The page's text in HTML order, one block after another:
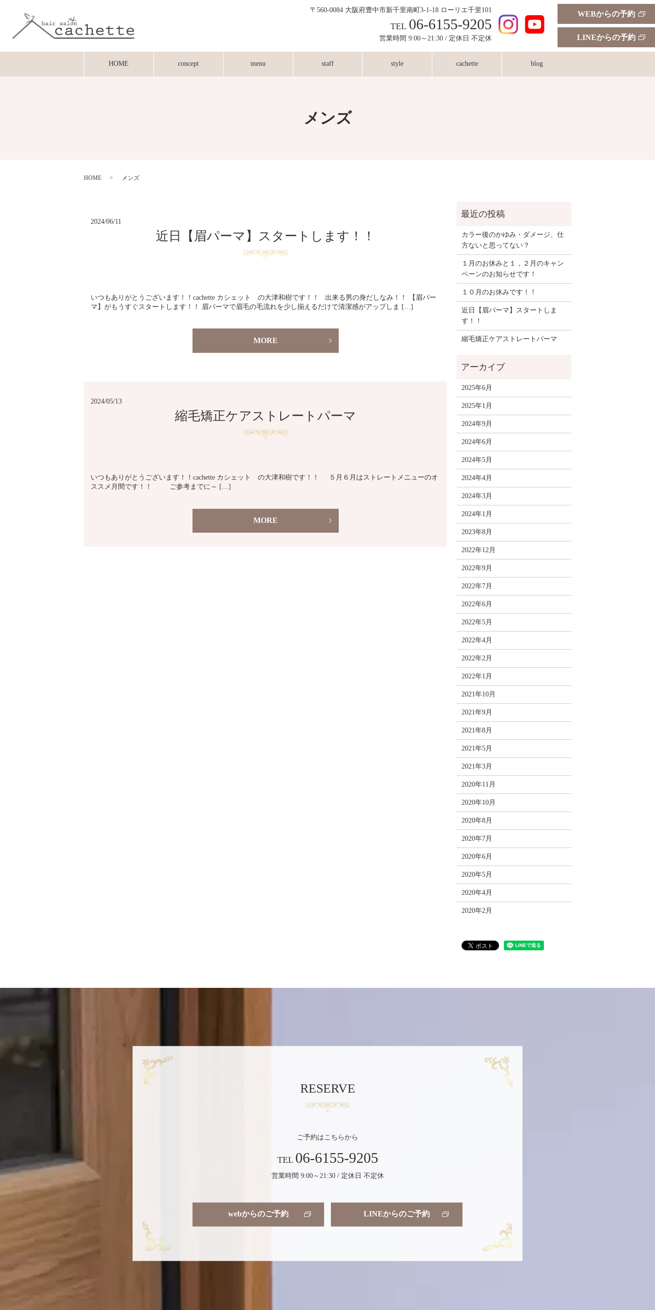
HOME concept menu staff style cachette blog
〒560-0084 大阪府豊中市新千里南町3-1-18 ローリエ千里101
TEL 06-6155-9205
営業時間 9:00～21:30 / 定休日 不定休
WEBからの予約
LINEからの予約
メンズ
HOME メンズ
2024/06/11
近日【眉パーマ】スタートします！！
いつもありがとうございます！！cachette カシェット の大津和樹です！！ 出来る男の身だしなみ！！ 【眉パー
マ】がもうすぐスタートします！！ 眉パーマで眉毛の毛流れを少し揃えるだけで清潔感がアップしま […]
MORE
2024/05/13
縮毛矯正ケアストレートパーマ
いつもありがとうございます！！cachette カシェット の大津和樹です！！ ５月６月はストレートメニューのオ
ススメ月間です！！ ご参考までに～ […]
MORE
カラー後のかゆみ・ダメージ、仕
方ないと思ってない？
１月のお休みと１，２月のキャン
ペーンのお知らせです！
１０月のお休みです！！
近日【眉パーマ】スタートしま
す！！
縮毛矯正ケアストレートパーマ
2025年6月
2025年1月
2024年9月
2024年6月
2024年5月
2024年4月
2024年3月
2024年1月
2023年8月
2022年12月
2022年9月
2022年7月
2022年6月
2022年5月
2022年4月
2022年2月
2022年1月
2021年10月
2021年9月
2021年8月
2021年5月
2021年3月
2020年11月
2020年10月
2020年8月
2020年7月
2020年6月
2020年5月
2020年4月
2020年2月
RESERVE
ご予約はこちらから
TEL 06-6155-9205
営業時間 9:00～21:30 / 定休日 不定休
webからのご予約 LINEからのご予約